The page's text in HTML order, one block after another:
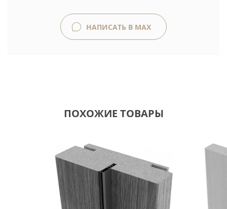
НАПИСАТЬ В MAX
ПОХОЖИЕ ТОВАРЫ